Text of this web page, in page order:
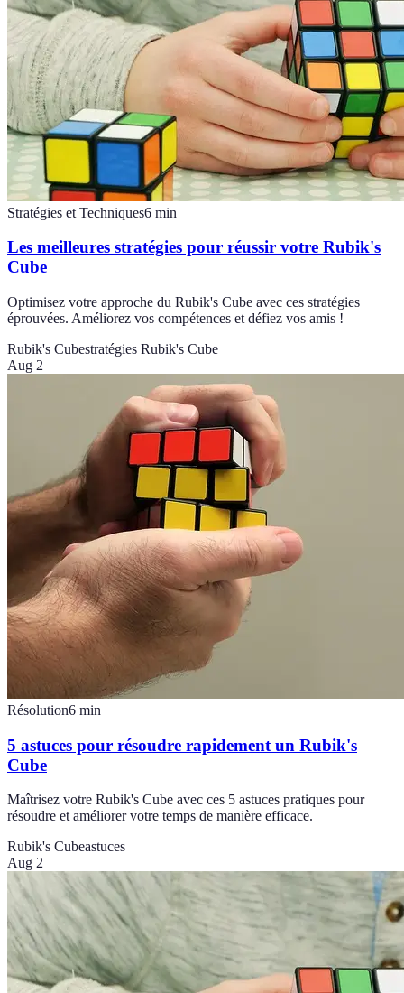
Stratégies et Techniques6 min
Les meilleures stratégies pour réussir votre Rubik's
Cube
Optimisez votre approche du Rubik's Cube avec ces stratégies
éprouvées. Améliorez vos compétences et défiez vos amis !
Rubik's Cubestratégies Rubik's Cube
Aug 2
Résolution6 min
5 astuces pour résoudre rapidement un Rubik's
Cube
Maîtrisez votre Rubik's Cube avec ces 5 astuces pratiques pour
résoudre et améliorer votre temps de manière efficace.
Rubik's Cubeastuces
Aug 2